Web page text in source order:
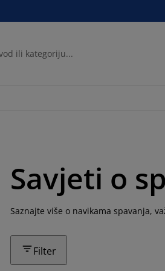
Savjeti o
Saznajte više o navikama spavanja,
Filter